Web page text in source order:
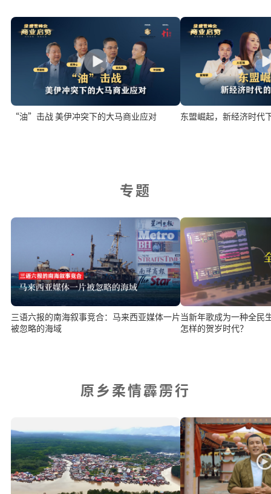
“油”击战 美伊冲突下的大马商业应对 东盟崛起，新经济时代
专题
三语六报的南海叙事竞合：马来西亚媒体一片
被忽略的海域
当新年歌成为一种全民
怎样的贺岁时代？
原乡柔情霹雳行